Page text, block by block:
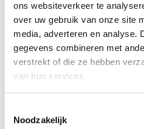
ons websiteverkeer te
over uw gebruik van onze site
media, adverteren en analyse.
gegevens combineren met
verstrekt of die ze hebben
van hun services.
Noodzakelijk
In het RUP Vander Stichele wordt
Stichele aan de Meensesteenweg
richting voorzien. Het plan houdt
het zicht op de Zilverberg vanaf de
uitbreiding past binnen een eerder
Met deze plannen biedt Roeselare
ontwikkelingsmogelijkheden en
relatie tussen bedrijvigheid, groene
Deze drie dossiers worden ter
aan de gemeenteraad op maandag